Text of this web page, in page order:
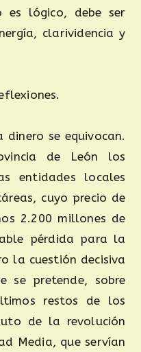
es lógico, debe ser
clarividencia y
se equivocan.
de León los
entidades locales
cuyo precio de
2.200 millones de
pérdida para la
la cuestión decisiva
se pretende, sobre
restos de los
de la revolución
Media, que servían